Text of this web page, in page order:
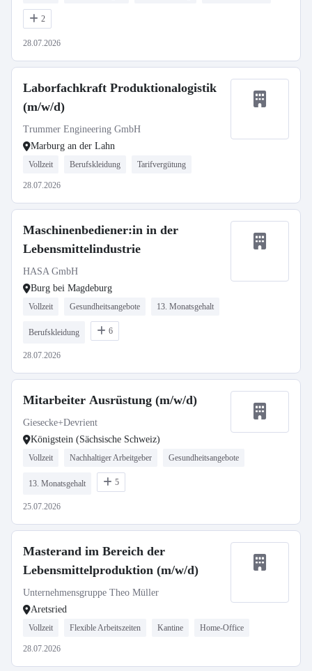
2
28.07.2026
Laborfachkraft Produktionalogistik
(m/w/d)
Trummer Engineering GmbH
Marburg an der Lahn
Vollzeit Berufskleidung Tarifvergütung
28.07.2026
Maschinenbediener:in in der
Lebensmittelindustrie
HASA GmbH
Burg bei Magdeburg
Vollzeit Gesundheitsangebote 13. Monatsgehalt
Berufskleidung 6
28.07.2026
Mitarbeiter Ausrüstung (m/w/d)
Giesecke+Devrient
Königstein (Sächsische Schweiz)
Vollzeit Nachhaltiger Arbeitgeber Gesundheitsangebote
13. Monatsgehalt 5
25.07.2026
Masterand im Bereich der
Lebensmittelproduktion (m/w/d)
Unternehmensgruppe Theo Müller
Aretsried
Vollzeit Flexible Arbeitszeiten Kantine Home-Office
28.07.2026